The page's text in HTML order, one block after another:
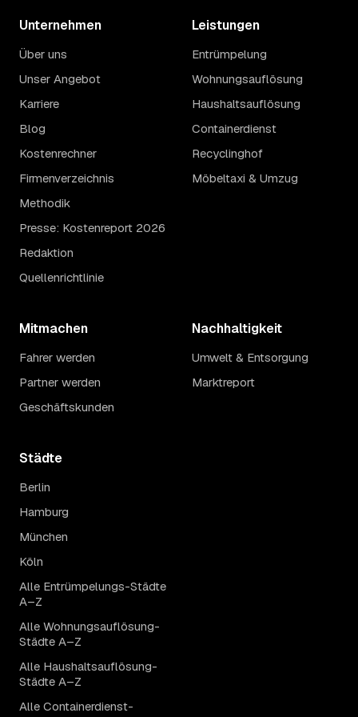
Unternehmen
Über uns
Unser Angebot
Karriere
Blog
Kostenrechner
Firmenverzeichnis
Methodik
Presse: Kostenreport 2026
Redaktion
Quellenrichtlinie
Leistungen
Entrümpelung
Wohnungsauflösung
Haushaltsauflösung
Containerdienst
Recyclinghof
Möbeltaxi & Umzug
Mitmachen
Fahrer werden
Partner werden
Geschäftskunden
Nachhaltigkeit
Umwelt & Entsorgung
Marktreport
Städte
Berlin
Hamburg
München
Köln
Alle Entrümpelungs-Städte
A–Z
Alle Wohnungsauflösung-
Städte A–Z
Alle Haushaltsauflösung-
Städte A–Z
Alle Containerdienst-